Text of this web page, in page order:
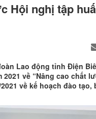
Hội nghị tập
Lao động tỉnh Điện
về “Nâng cao chất
về kế hoạch đào